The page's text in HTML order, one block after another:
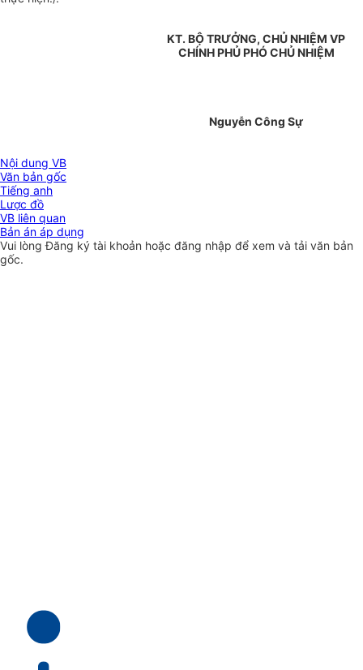
KT. BỘ TRƯỞNG, CHỦ NHIỆM VP
CHÍNH PHỦ PHÓ CHỦ NHIỆM
Nguyễn Công Sự
Nội dung VB
Văn bản gốc
Tiếng anh
Lược đồ
VB liên quan
Bản án áp dụng
Vui lòngĐăng ký tài khoản hoặc đăng nhập để xem và tải văn bản
gốc.